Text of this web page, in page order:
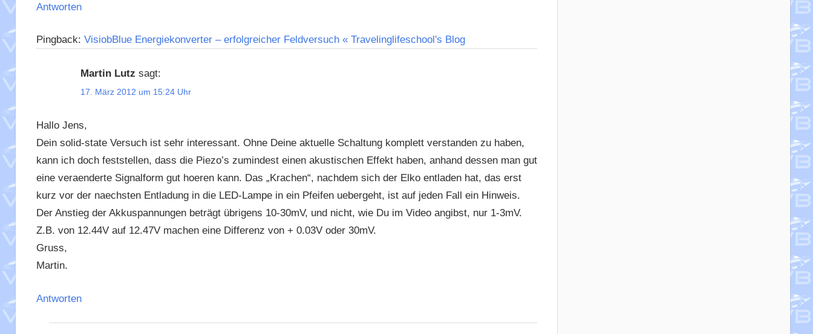
Antworten
Pingback: VisiobBlue Energiekonverter – erfolgreicher Feldversuch « Travelinglifeschool's Blog
Martin Lutz sagt:
17. März 2012 um 15:24 Uhr
Hallo Jens,
Dein solid-state Versuch ist sehr interessant. Ohne Deine aktuelle Schaltung komplett verstanden zu haben,
kann ich doch feststellen, dass die Piezo’s zumindest einen akustischen Effekt haben, anhand dessen man gut
eine veraenderte Signalform gut hoeren kann. Das „Krachen“, nachdem sich der Elko entladen hat, das erst
kurz vor der naechsten Entladung in die LED-Lampe in ein Pfeifen uebergeht, ist auf jeden Fall ein Hinweis.
Der Anstieg der Akkuspannungen beträgt übrigens 10-30mV, und nicht, wie Du im Video angibst, nur 1-3mV.
Z.B. von 12.44V auf 12.47V machen eine Differenz von + 0.03V oder 30mV.
Gruss,
Martin.
Antworten